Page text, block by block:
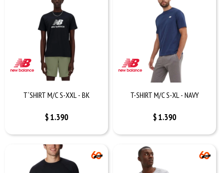
T´SHIRT M/C S-XXL - BK
$1.390
T-SHIRT M/C S-XL - NAVY
$1.390